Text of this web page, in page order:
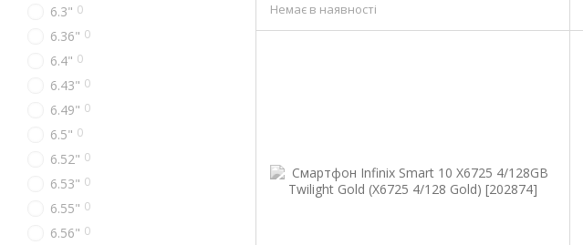
Немає в наявності
6.3" 0
6.36" 0
6.4" 0
6.43" 0
6.49" 0
6.5" 0
6.52" 0
6.53" 0
6.55" 0
6.56" 0